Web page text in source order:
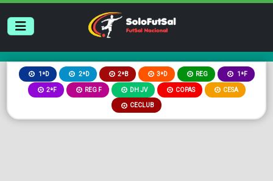
1ªD 2ªD 2ªB 3ªD REG 1ªF
2ªF REG F DH JV COPAS CESA
CECLUB